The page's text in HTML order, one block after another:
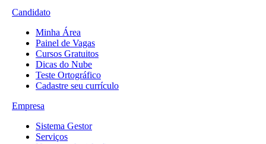
Candidato
Minha Área
Painel de Vagas
Cursos Gratuitos
Dicas do Nube
Teste Ortográfico
Cadastre seu currículo
Empresa
Sistema Gestor
Serviços